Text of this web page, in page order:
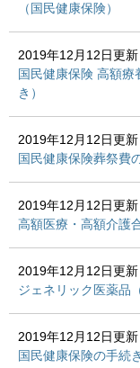
（国民健康保険）
2019年12月12日更新
国民健康保険 高額療
き）
2019年12月12日更新
国民健康保険葬祭費
2019年12月12日更新
高額医療・高額介護
2019年12月12日更新
ジェネリック医薬品
2019年12月12日更新
国民健康保険の手続